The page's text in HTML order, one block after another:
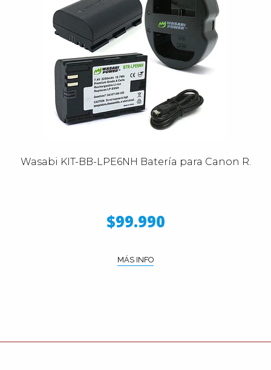
Wasabi KIT-BB-LPE6NH Batería para Canon R.
$99.990
MÁS INFO